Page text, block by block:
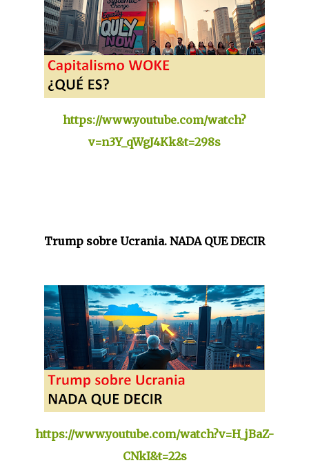
https://www.youtube.com/watch?
v=n3Y_qWgJ4Kk&t=298s
Trump sobre Ucrania. NADA QUE DECIR
https://www.youtube.com/watch?v=H_jBaZ-
CNkI&t=22s